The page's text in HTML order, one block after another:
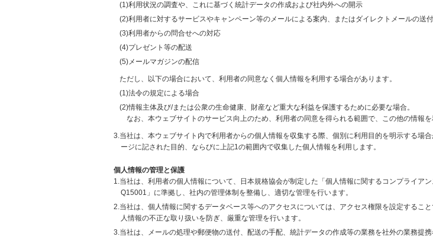
(1)利用状況の調査や、これに基づく統計データの作成および社内外への開示
(2)利用者に対するサービスやキャンペーン等のメールによる案内、またはダイレクトメールの送付
(3)利用者からの問合せへの対応
(4)プレゼント等の配送
(5)メールマガジンの配信
ただし、以下の場合において、利用者の同意なく個人情報を利用する場合があります。
(1)法令の規定による場合
(2)情報主体及び/または公衆の生命健康、財産など重大な利益を保護するために必要な場合。
なお、本ウェブサイトのサービス向上のため、利用者の同意を得られる範囲で、この他の情報を
3.当社は、本ウェブサイト内で利用者からの個人情報を収集する際、個別に利用目的を明示する場
ージに記された目的、ならびに上記1の範囲内で収集した個人情報を利用します。
個人情報の管理と保護
1.当社は、利用者の個人情報について、日本規格協会が制定した「個人情報に関するコンプライア
Q15001」に準拠し、社内の管理体制を整備し、適切な管理を行います。
2.当社は、個人情報に関するデータベース等へのアクセスについては、アクセス権限を設定するこ
人情報の不正な取り扱いを防ぎ、厳重な管理を行います。
3.当社は、メールの処理や郵便物の送付、配送の手配、統計データの作成等の業務を社外の業務提